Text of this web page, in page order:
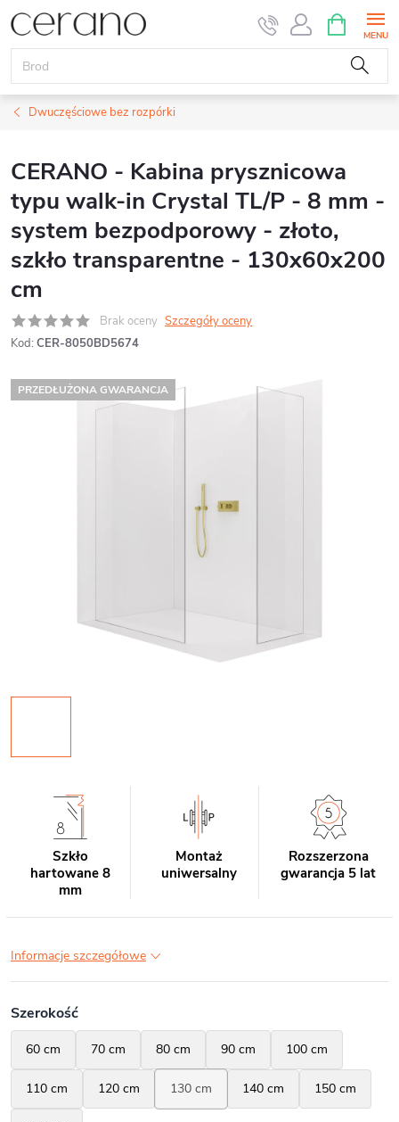
Przejść
do
treści
KOSZYK
Dwuczęściowe bez rozpórki
CERANO - Kabina prysznicowa
typu walk-in Crystal TL/P - 8 mm -
system bezpodporowy - złoto,
szkło transparentne - 130x60x200
cm
Brak oceny Szczegóły oceny
Kod: CER-8050BD5674
PRZEDŁUŻONA GWARANCJA
Szkło
hartowane 8
mm
Montaż
uniwersalny
Rozszerzona
gwarancja 5 lat
Informacje szczegółowe